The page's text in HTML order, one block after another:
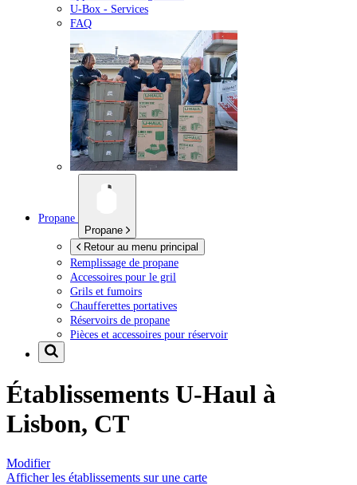
U-Box - Services
FAQ
Propane
Propane
Retour au menu principal
Remplissage de propane
Accessoires pour le gril
Grils et fumoirs
Chaufferettes portatives
Réservoirs de propane
Pièces et accessoires pour réservoir
Établissements U-Haul à
Lisbon, CT
Modifier
Afficher les établissements sur une carte